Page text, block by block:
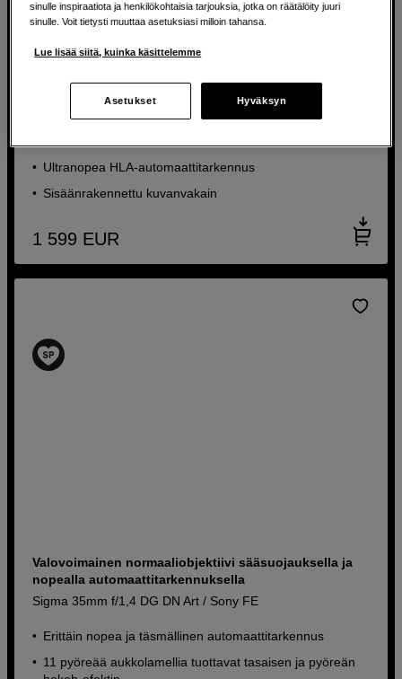
kameroille
Sigma 70-200mm f/2,8 DG DN OS Sport Sony E
Ultranopea HLA-automaattitarkennus
Sisäänrakennettu kuvanvakain
1 599 EUR
Valovoimainen normaaliobjektiivi sääsuojauksella ja
nopealla automaattitarkennuksella
Sigma 35mm f/1,4 DG DN Art / Sony FE
Erittäin nopea ja täsmällinen automaattitarkennus
11 pyöreää aukkolamellia tuottavat tasaisen ja pyöreän
sinulle inspiraatiota ja henkilökohtaisia tarjouksia, jotka on räätälöity juuri
sinulle. Voit tietysti muuttaa asetuksiasi milloin tahansa.
Lue lisää siitä, kuinka käsittelemme
Asetukset Hyväksyn